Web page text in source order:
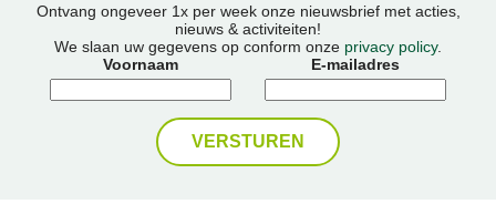
Ontvang ongeveer 1x per week onze nieuwsbrief met acties,
nieuws & activiteiten!
We slaan uw gegevens op conform onze privacy policy.
Voornaam
E-mailadres